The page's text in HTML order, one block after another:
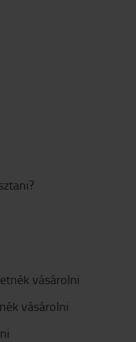
vásárolni
vásárolni